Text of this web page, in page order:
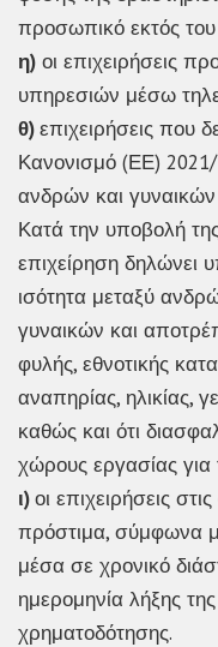
προσωπικό εκτός
η) οι επιχειρήσεις
υπηρεσιών μέσω
θ)επιχειρήσεις που
Κανονισμό (ΕΕ) 2021/
ανδρών και
Κατά την υποβολή
επιχείρηση δηλώνει
ισότητα μεταξύ
γυναικών και
φυλής, εθνοτικής
αναπηρίας, ηλικίας,
καθώς και ότι
χώρους εργασίας
ι)οι επιχειρήσεις
πρόστιμα, σύμφωνα
μέσα σε χρονικό
ημερομηνία λήξης
χρηματοδότησης.